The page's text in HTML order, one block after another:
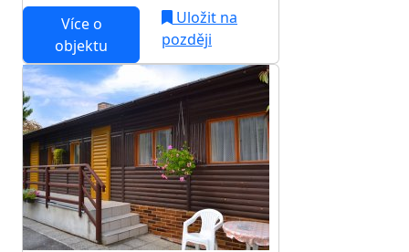
Více o
objektu
Uložit na
později